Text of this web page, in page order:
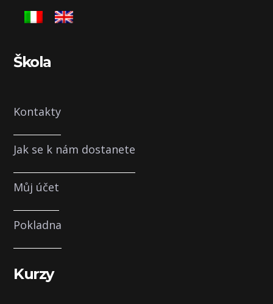
Škola
Kontakty
Jak se k nám dostanete
Můj účet
Pokladna
Kurzy